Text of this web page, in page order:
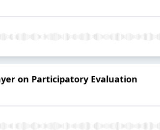
on Participatory Evaluation